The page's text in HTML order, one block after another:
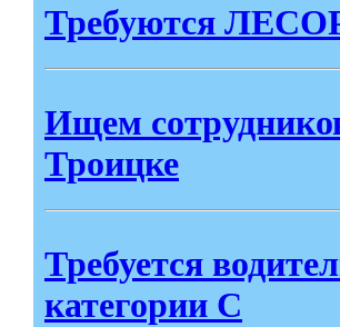
Требуются
Ищем
Троицке
Требуется
категории С